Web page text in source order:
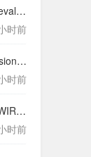
A comparison of three positions used to evaluate tibial varum
时前
Ultraviolet detectors for astrophysics missions: a case study with the star-planet activity research cubeSat (SPARC)
时前
Large format multi-wafer production of LWIR photodetector structures on 150mm GaSb substrates by MBE
时前